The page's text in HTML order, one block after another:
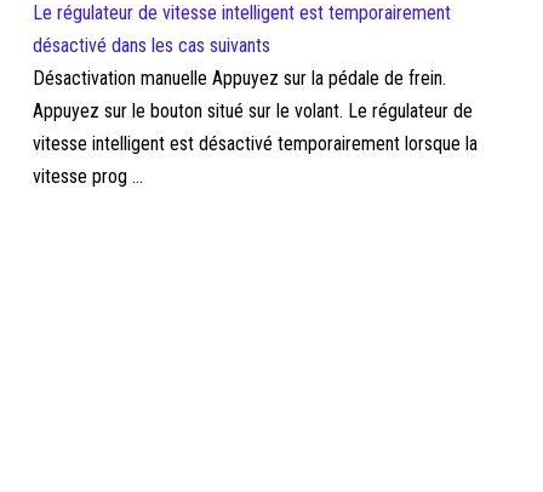
Le régulateur de vitesse intelligent est temporairement
désactivé dans les cas suivants
Désactivation manuelle Appuyez sur la pédale de frein.
Appuyez sur le bouton situé sur le volant. Le régulateur de
vitesse intelligent est désactivé temporairement lorsque la
vitesse prog ...